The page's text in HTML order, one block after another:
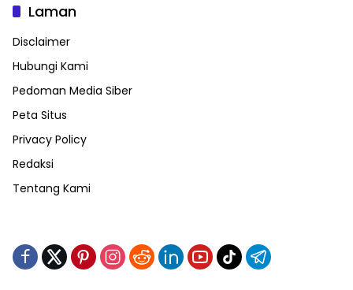
Laman
Disclaimer
Hubungi Kami
Pedoman Media Siber
Peta Situs
Privacy Policy
Redaksi
Tentang Kami